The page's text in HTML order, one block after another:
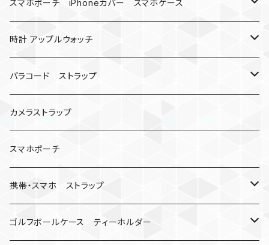
バックル
バックル無し
シャックル
数珠
ハロウィン
コンパス
ベルトループ
クボタン
キーケース
人形
忍者
キャンプ道具
スマホポーチ iPhoneカバー スマホケース
楽天ミニ ケース
iPhone
時計 アップルウォッチ
カナビラウォッチ
腕時計
アップルウォッチ
バックル
マッドマックス
パラコード ストラップ
サバイバルツール
カメラストラップ
スマホポーチ
携帯・スマホ ストラップ
ネックストラップ・ショルダーストラップ
ゴルフボールケース ティーホルダー